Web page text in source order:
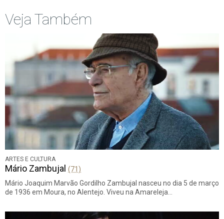
Veja Também
ARTES E CULTURA
Mário Zambujal (71)
Mário Joaquim Marvão Gordilho Zambujal nasceu no dia 5 de março
de 1936 em Moura, no Alentejo. Viveu na Amareleja…